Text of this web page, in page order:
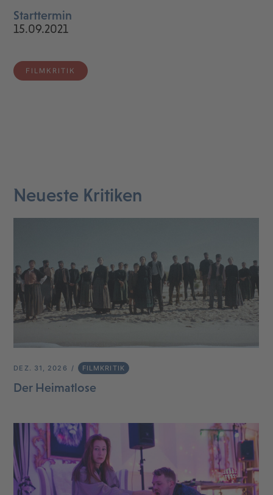
Starttermin
15.09.2021
FILMKRITIK
Neueste Kritiken
DEZ. 31, 2026 FILMKRITIK
Der Heimatlose